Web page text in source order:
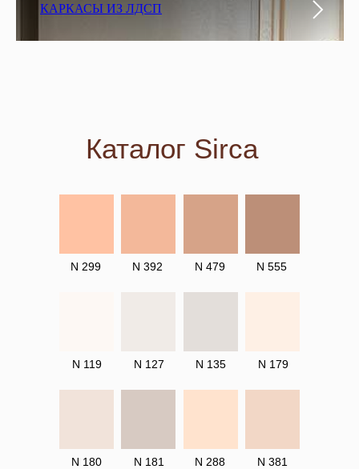
КАРКАСЫ ИЗ ЛДСП
N 299 N 392 N 479 N 555
N 119 N 127 N 135 N 179
N 381
N 288
N 181
N 180
Каталог Sirca